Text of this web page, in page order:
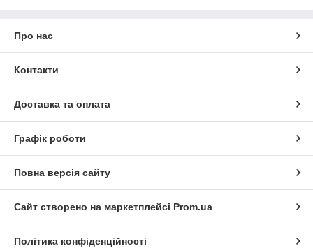
Про нас
Контакти
Доставка та оплата
Графік роботи
Повна версія сайту
Сайт створено на маркетплейсі Prom.ua
Політика конфіденційності